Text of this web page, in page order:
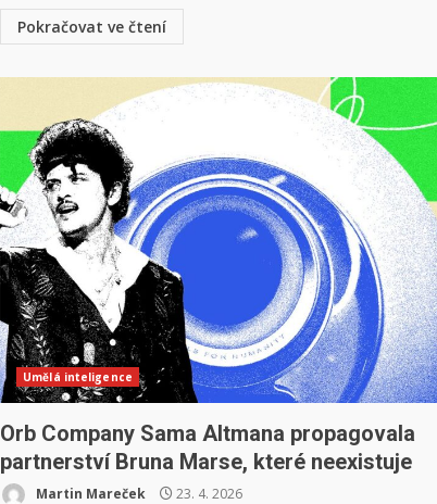
Pokračovat ve čtení
Umělá inteligence
Orb Company Sama Altmana propagovala
partnerství Bruna Marse, které neexistuje
Martin Mareček 23. 4. 2026